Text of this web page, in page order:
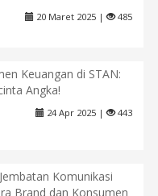
20 Maret 2025 | 485
Keuangan di STAN:
Angka!
24 Apr 2025 | 443
Komunikasi
Brand dan Konsumen